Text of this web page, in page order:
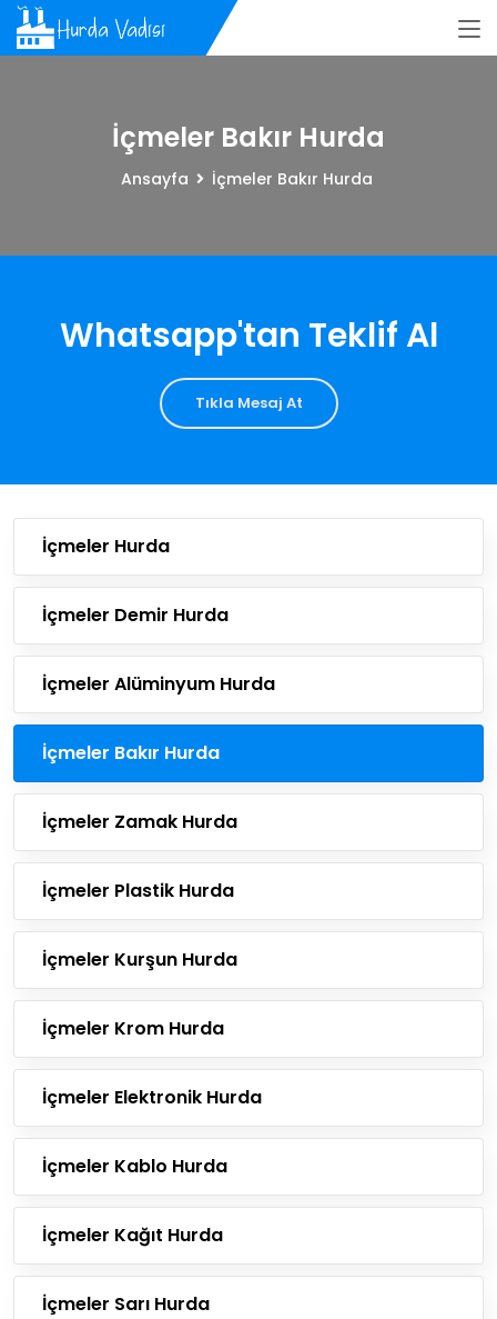
İçmeler Bakır Hurda
Ansayfa İçmeler Bakır Hurda
Whatsapp'tan Teklif Al
Tıkla Mesaj At
İçmeler Hurda
İçmeler Demir Hurda
İçmeler Alüminyum Hurda
İçmeler Bakır Hurda
İçmeler Zamak Hurda
İçmeler Plastik Hurda
İçmeler Kurşun Hurda
İçmeler Krom Hurda
İçmeler Elektronik Hurda
İçmeler Kablo Hurda
İçmeler Kağıt Hurda
İçmeler Sarı Hurda